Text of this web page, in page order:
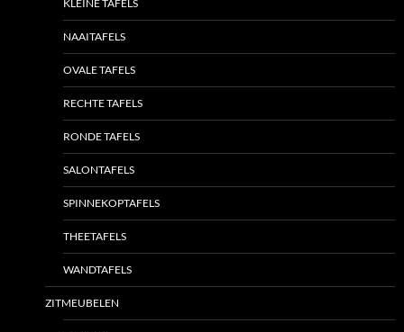
KLEINE TAFELS
NAAITAFELS
OVALE TAFELS
RECHTE TAFELS
RONDE TAFELS
SALONTAFELS
SPINNEKOPTAFELS
THEETAFELS
WANDTAFELS
ZITMEUBELEN